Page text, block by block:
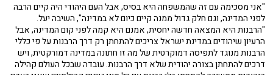
"אני מסכימה עם זה שהמשפחה היא בסיס, אבל העם היהודי היה קיים הרבה
לפני המדינה, וגם חלק גדול ממנה קיים כיום לא במדינה", השיבה יעל.
"הרבנות היא המצאה חדשה יחסית, אמנם היא קמה לפני קום המדינה, אבל
הרעיון שיהודים במדינת ישראל צריכים להתחתן רק דרך הרבנות על פי כללי
הרבנות מנוגד לתפיסה דמוקרטית של מה זו חתונה במדינה דמורקטית, ויש
דרכים להתחתן בצורה יהודית שלא דרך הרבנות. עובדה שבכל העולם קהילה